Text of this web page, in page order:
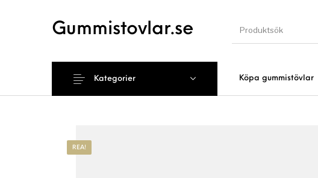
Gummistovlar.se
Köpa gummistövlar
Kategorier
REA!